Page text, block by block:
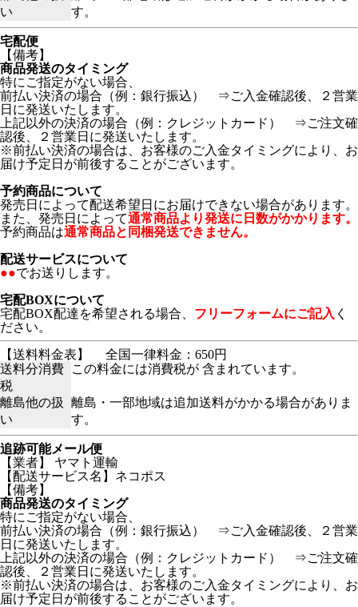
い
す。
宅配便
【備考】
商品発送のタイミング
特にご指定がない場合、
前払い決済の場合（例：銀行振込） ⇒ご入金確認後、２営業
日に発送いたします。
上記以外の決済の場合（例：クレジットカード） ⇒ご注文確
認後、２営業日に発送いたします。
※前払い決済の場合は、お客様のご入金タイミングにより、お
届け予定日が前後することがございます。
予約商品について
発売日によって配送希望日にお届けできない場合があります。
また、発売日によって通常商品より発送に日数がかかります。
予約商品は通常商品と同梱発送できません。
配送サービスについて
●●でお送りします。
宅配BOXについて
宅配BOX配達を希望される場合、 フリーフォームにご記入 く
ださい。
【送料料金表】
全国一律料金：650円
送料分消費
税
この料金には消費税が 含まれています。
離島他の扱
い
離島・一部地域は追加送料がかかる場合がありま
す。
追跡可能メール便
【業者】 ヤマト運輸
【配送サービス名】ネコポス
【備考】
商品発送のタイミング
特にご指定がない場合、
前払い決済の場合（例：銀行振込） ⇒ご入金確認後、２営業
日に発送いたします。
上記以外の決済の場合（例：クレジットカード） ⇒ご注文確
認後、２営業日に発送いたします。
※前払い決済の場合は、お客様のご入金タイミングにより、お
届け予定日が前後することがございます。